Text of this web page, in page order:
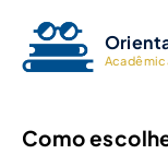
Como